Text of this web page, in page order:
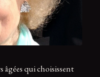
âgées qui choisissent